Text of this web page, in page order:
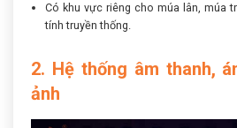
Có khu vực riêng cho múa lân, múa
tính truyền thống.
2. Hệ thống âm thanh,
ảnh